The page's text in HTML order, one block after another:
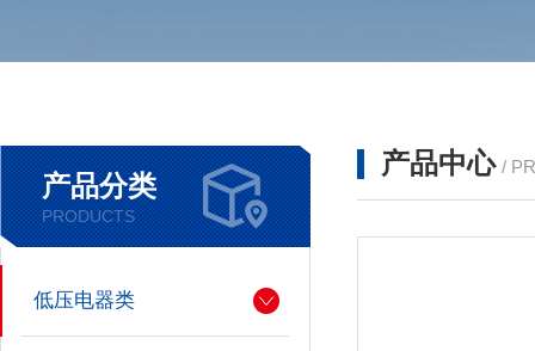
产品分类
PRODUCTS
低压电器类
产品中心 /